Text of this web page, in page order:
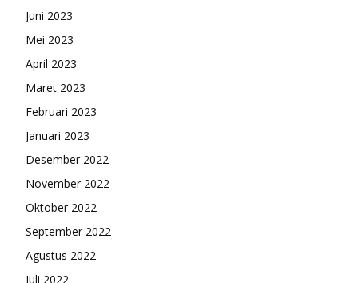
Juni 2023
Mei 2023
April 2023
Maret 2023
Februari 2023
Januari 2023
Desember 2022
November 2022
Oktober 2022
September 2022
Agustus 2022
Juli 2022